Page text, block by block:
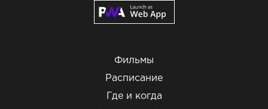
Фильмы
Расписание
Где и когда